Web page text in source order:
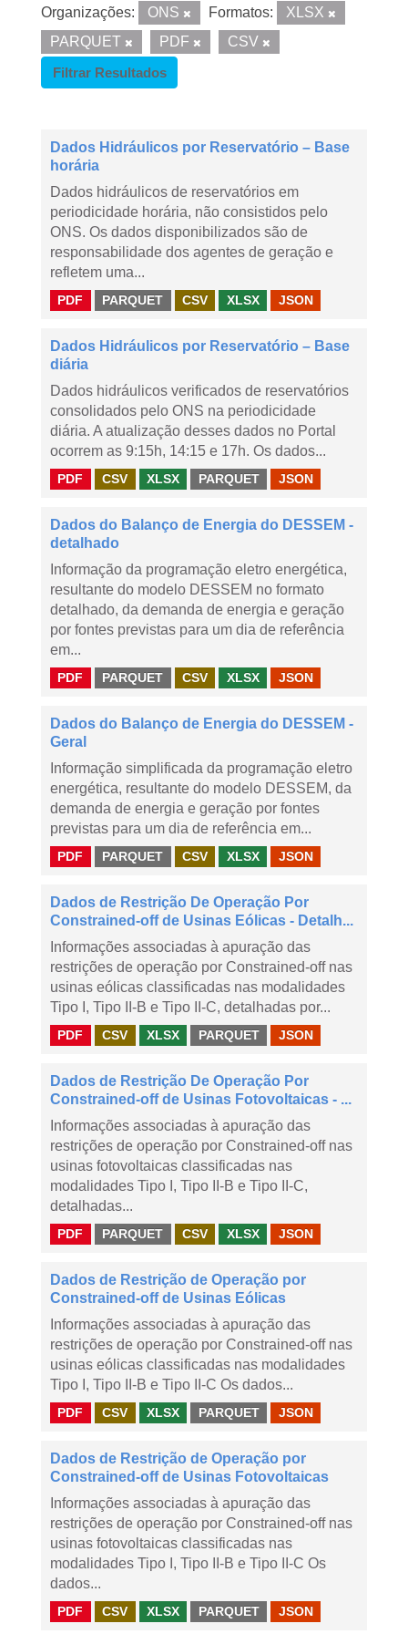
Organizações: ONS Formatos:
XLSX
PARQUET
PDF
CSV
Filtrar Resultados
Dados Hidráulicos por Reservatório – Base
horária
Dados hidráulicos de reservatórios em
periodicidade horária, não consistidos pelo
ONS. Os dados disponibilizados são de
responsabilidade dos agentes de geração e
refletem uma...
PDF PARQUET CSV XLSX JSON
Dados Hidráulicos por Reservatório – Base
diária
Dados hidráulicos verificados de reservatórios
consolidados pelo ONS na periodicidade
diária. A atualização desses dados no Portal
ocorrem as 9:15h, 14:15 e 17h. Os dados...
PDF CSV XLSX PARQUET JSON
Dados do Balanço de Energia do DESSEM -
detalhado
Informação da programação eletro energética,
resultante do modelo DESSEM no formato
detalhado, da demanda de energia e geração
por fontes previstas para um dia de referência
em...
PDF PARQUET CSV XLSX JSON
Dados do Balanço de Energia do DESSEM -
Geral
Informação simplificada da programação eletro
energética, resultante do modelo DESSEM, da
demanda de energia e geração por fontes
previstas para um dia de referência em...
PDF PARQUET CSV XLSX JSON
Dados de Restrição De Operação Por
Constrained-off de Usinas Eólicas - Detalh...
Informações associadas à apuração das
restrições de operação por Constrained-off nas
usinas eólicas classificadas nas modalidades
Tipo I, Tipo II-B e Tipo II-C, detalhadas por...
PDF CSV XLSX PARQUET JSON
Dados de Restrição De Operação Por
Constrained-off de Usinas Fotovoltaicas - ...
Informações associadas à apuração das
restrições de operação por Constrained-off nas
usinas fotovoltaicas classificadas nas
modalidades Tipo I, Tipo II-B e Tipo II-C,
detalhadas...
PDF PARQUET CSV XLSX JSON
Dados de Restrição de Operação por
Constrained-off de Usinas Eólicas
Informações associadas à apuração das
restrições de operação por Constrained-off nas
usinas eólicas classificadas nas modalidades
Tipo I, Tipo II-B e Tipo II-C Os dados...
PDF CSV XLSX PARQUET JSON
Dados de Restrição de Operação por
Constrained-off de Usinas Fotovoltaicas
Informações associadas à apuração das
restrições de operação por Constrained-off nas
usinas fotovoltaicas classificadas nas
modalidades Tipo I, Tipo II-B e Tipo II-C Os
dados...
PDF CSV XLSX PARQUET JSON